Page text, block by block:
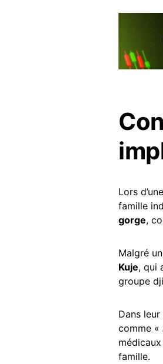
Lors
famille
gorge,
Malgré
Kuje, qui
groupe
Dans
comme «
famille.